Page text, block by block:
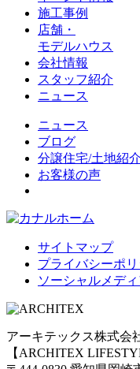
施工事例
店舗・
モデルハウス
会社情報
スタッフ紹介
ニュース
ニュース
ブログ
分譲住宅/土地紹介
お客様の声
サイトマップ
プライバシーポ
ソーシャルメデ
アーキテックス株式会
【ARCHITEX